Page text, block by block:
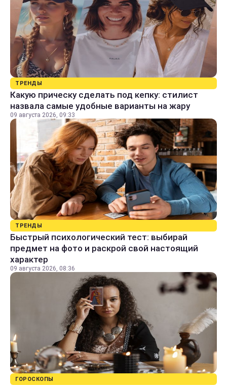
ТРЕНДЫ
Какую прическу сделать под кепку: стилист
назвала самые удобные варианты на жару
09 августа 2026, 09:33
ТРЕНДЫ
Быстрый психологический тест: выбирай
предмет на фото и раскрой свой настоящий
характер
09 августа 2026, 08:36
ГОРОСКОПЫ